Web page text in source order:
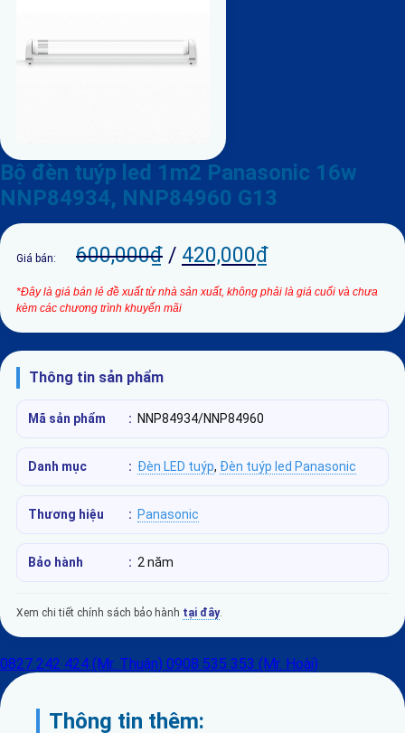
Bộ đèn tuýp led 1m2 Panasonic 16w
NNP84934, NNP84960 G13
Giá bán: 600,000₫ / 420,000₫
*Đây là giá bán lẻ đề xuất từ nhà sản xuất, không phải là giá cuối và chưa
kèm các chương trình khuyến mãi
Thông tin sản phẩm
Mã sản phẩm : NNP84934/NNP84960
Danh mục : Đèn LED tuýp, Đèn tuýp led Panasonic
Thương hiệu : Panasonic
Bảo hành : 2 năm
Xem chi tiết chính sách bảo hành tại đây.
0827 242 424 (Mr. Thuận) 0908 535 353 (Mr. Hoài)
Thông tin thêm: